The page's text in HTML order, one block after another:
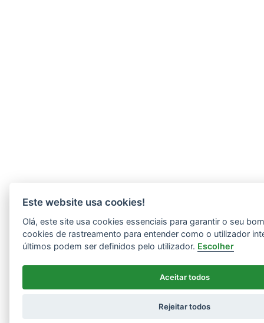
Este website usa cookies!
Olá, este site usa cookies essenciais para garantir o seu
cookies de rastreamento para entender como o utilizador
últimos podem ser definidos pelo utilizador. Escolher
Aceitar todos
Rejeitar todos